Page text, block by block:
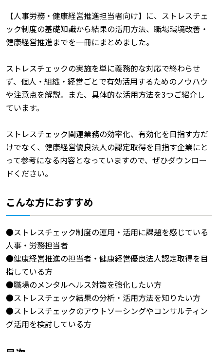
【人事労務・健康経営推進担当者向け】に、ストレスチェ
ック制度の基礎知識から結果の活用方法、職場環境改善・
健康経営推進までを一冊にまとめました。
ストレスチェックの実施を単に義務的な対応で終わらせ
ず、個人・組織・経営ごとで有効活用するためのノウハウ
や注意点を解説。また、具体的な活用方法を3つご紹介し
ています。
ストレスチェック関連業務の効率化、有効化を目指す方だ
けでなく、健康経営優良法人の認定取得を目指す企業にと
って参考になる内容となっていますので、ぜひダウンロー
ドください。
こんな方におすすめ
●ストレスチェック制度の運用・活用に課題を感じている
人事・労務担当者
●健康経営推進の担当者・健康経営優良法人認定取得を目
指している方
●職場のメンタルヘルス対策を強化したい方
●ストレスチェック結果の分析・活用方法を知りたい方
●ストレスチェックのアウトソーシングやコンサルティン
グ活用を検討している方